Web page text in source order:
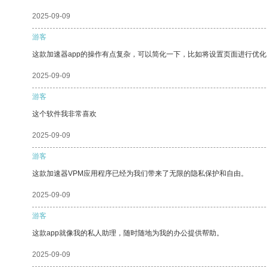
2025-09-09
游客
这款加速器app的操作有点复杂，可以简化一下，比如将设置页面进行优
2025-09-09
游客
这个软件我非常喜欢
2025-09-09
游客
这款加速器VPM应用程序已经为我们带来了无限的隐私保护和自由。
2025-09-09
游客
这款app就像我的私人助理，随时随地为我的办公提供帮助。
2025-09-09